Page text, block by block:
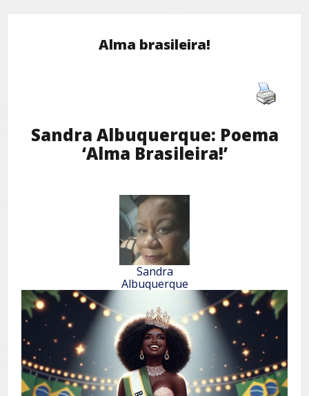
Alma brasileira!
Sandra Albuquerque: Poema
‘Alma Brasileira!’
Sandra
Albuquerque